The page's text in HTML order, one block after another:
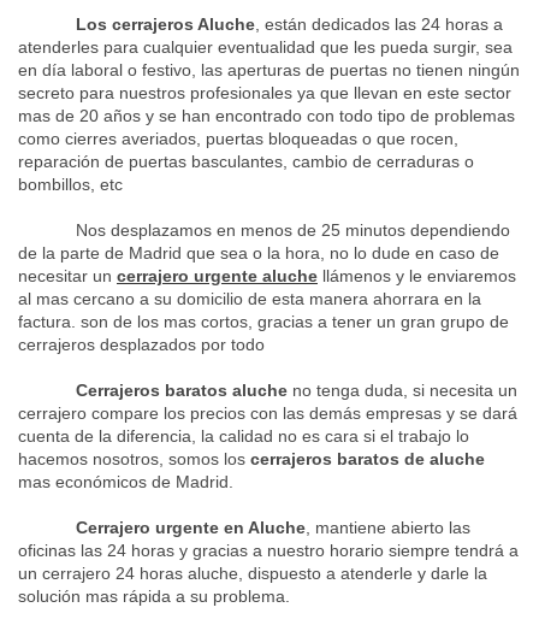
Los cerrajeros Aluche, están dedicados las 24 horas a
atenderles para cualquier eventualidad que les pueda surgir, sea
en día laboral o festivo, las aperturas de puertas no tienen ningún
secreto para nuestros profesionales ya que llevan en este sector
mas de 20 años y se han encontrado con todo tipo de problemas
como cierres averiados, puertas bloqueadas o que rocen,
reparación de puertas basculantes, cambio de cerraduras o
bombillos, etc
Nos desplazamos en menos de 25 minutos dependiendo
de la parte de Madrid que sea o la hora, no lo dude en caso de
necesitar un cerrajero urgente aluche llámenos y le enviaremos
al mas cercano a su domicilio de esta manera ahorrara en la
factura. son de los mas cortos, gracias a tener un gran grupo de
cerrajeros desplazados por todo
Cerrajeros baratos aluche no tenga duda, si necesita un
cerrajero compare los precios con las demás empresas y se dará
cuenta de la diferencia, la calidad no es cara si el trabajo lo
hacemos nosotros, somos los cerrajeros baratos de aluche
mas económicos de Madrid.
Cerrajero urgente en Aluche, mantiene abierto las
oficinas las 24 horas y gracias a nuestro horario siempre tendrá a
un cerrajero 24 horas aluche, dispuesto a atenderle y darle la
solución mas rápida a su problema.